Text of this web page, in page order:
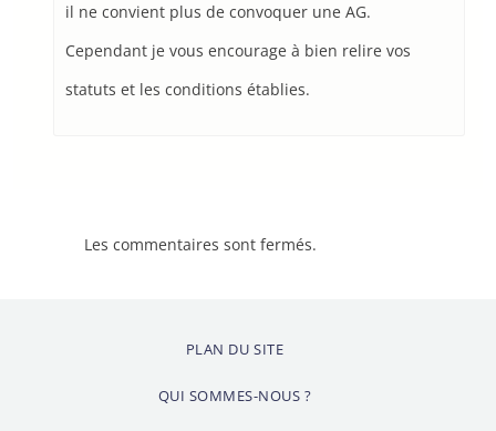
il ne convient plus de convoquer une AG.
Cependant je vous encourage à bien relire vos
statuts et les conditions établies.
Les commentaires sont fermés.
PLAN DU SITE
QUI SOMMES-NOUS ?